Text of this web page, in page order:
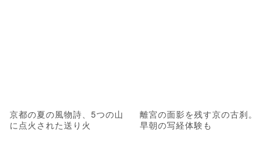
京都の夏の風物詩、5つの山
に点火された送り火
離宮の面影を残す京の古刹。
早朝の写経体験も